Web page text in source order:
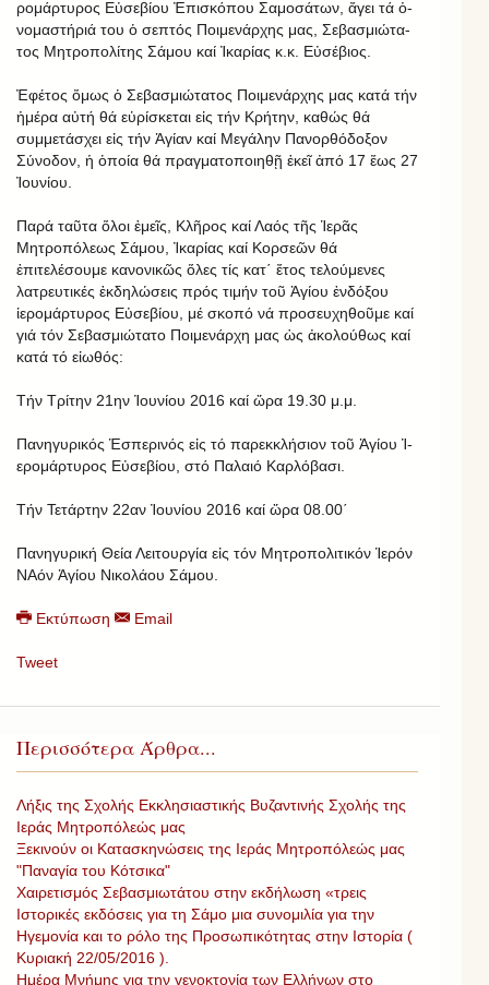
ρο­μάρ­τυ­ρος Εὐ­σε­βίου Ἐ­πι­σκό­που Σα­μο­σά­των, ἄ­γει τά ὀ­
νο­μα­στή­ριά του ὁ σε­πτός Ποι­με­νάρ­χης μας, Σε­βα­σμι­ώ­τα­
τος Μη­τρο­πο­λί­της Σά­μου καί Ἰ­κα­ρίας κ.κ. Εὐ­σέ­βιος.
Ἐφέτος ὅμως ὁ Σεβασμιώτατος Ποιμενάρχης μας κατά τήν
ἡμέρα αὐτή θά εὑρίσκεται εἰς τήν Κρήτην, καθώς θά
συμμετάσχει εἰς τήν Ἁγίαν καί Μεγάλην Πανορθόδοξον
Σύνοδον, ἡ ὁποία θά πραγματοποιηθῇ ἐκεῖ ἀπό 17 ἕως 27
Ἰουνίου.
Παρά ταῦτα ὅλοι ἐμεῖς, Κλῆρος καί Λαός τῆς Ἱερᾶς
Μητροπόλεως Σάμου, Ἰκαρίας καί Κορσεῶν θά
ἐπιτελέσουμε κανονικῶς ὅλες τίς κατ΄ ἔτος τελούμενες
λατρευτικές ἐκδηλώσεις πρός τιμήν τοῦ Ἁγίου ἐνδόξου
ἱερομάρτυρος Εὐσεβίου, μέ σκοπό νά προσευχηθοῦμε καί
γιά τόν Σεβασμιώτατο Ποιμενάρχη μας ὡς ἀκολούθως καί
κατά τό εἰωθός:
Τήν Τρίτην 21ην Ἰ­ου­νίου 2016 καί ὥρα 19.30 μ.μ.
Πανηγυρικός Ἑ­σπε­ρι­νός εἰς τό πα­ρεκ­κλή­σιον τοῦ Ἁ­γίου Ἱ­
ε­ρο­μάρ­τυ­ρος Εὐ­σε­βίου, στό Πα­λαιό Καρ­λό­βασι.
Τήν Τετάρτην 22αν Ἰ­ου­νίου 2016 καί ὥρα 08.00΄
Πανηγυρική Θεία Λει­τουρ­γία εἰς τόν Μητροπολιτικόν Ἱερόν
ΝΑόν Ἁγίου Νικολάου Σάμου.
Εκτύπωση Email
Tweet
Περισσότερα Άρθρα...
Λήξις της Σχολής Εκκλησιαστικής Βυζαντινής Σχολής της
Ιεράς Μητροπόλεώς μας
Ξεκινούν οι Κατασκηνώσεις της Ιεράς Μητροπόλεώς μας
"Παναγία του Κότσικα"
Χαιρετισμός Σεβασμιωτάτου στην εκδήλωση «τρεις
Ιστορικές εκδόσεις για τη Σάμο μια συνομιλία για την
Ηγεμονία και το ρόλο της Προσωπικότητας στην Ιστορία (
Κυριακή 22/05/2016 ).
Ημέρα Μνήμης για την γενοκτονία των Ελλήνων στο